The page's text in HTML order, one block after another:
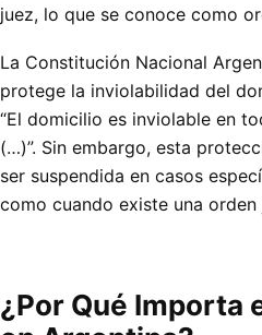
juez, lo que se conoce como
La Constitución Nacional
protege la inviolabilidad del
“El domicilio es inviolable en
(…)”. Sin embargo, esta
ser suspendida en casos
como cuando existe una
¿Por Qué Importa